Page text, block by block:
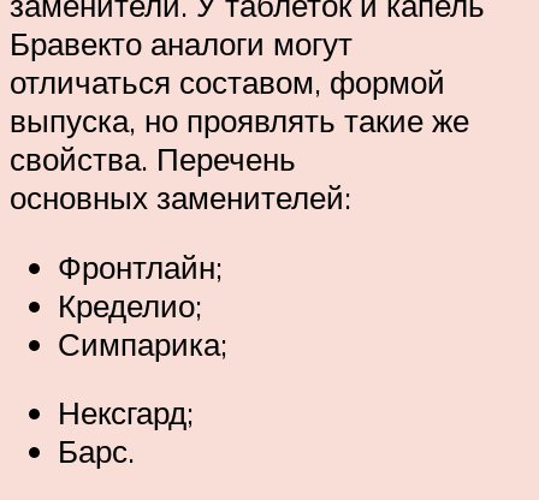
Бравекто аналоги могут
отличаться составом, формой
выпуска, но проявлять такие же
свойства. Перечень
основных заменителей:
Фронтлайн;
Кределио;
Симпарика;
Нексгард;
Барс.